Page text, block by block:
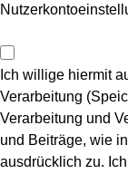
Ich willige hiermit
Verarbeitung
Verarbeitung und
und Beiträge, wie
ausdrücklich zu.